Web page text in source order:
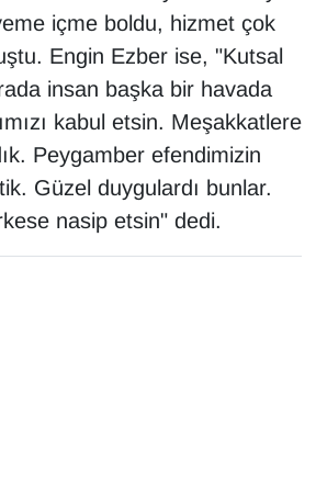
içme boldu, hizmet çok
Engin Ezber ise, "Kutsal
insan başka bir havada
kabul etsin. Meşakkatlere
Peygamber efendimizin
Güzel duygulardı bunlar.
nasip etsin" dedi.